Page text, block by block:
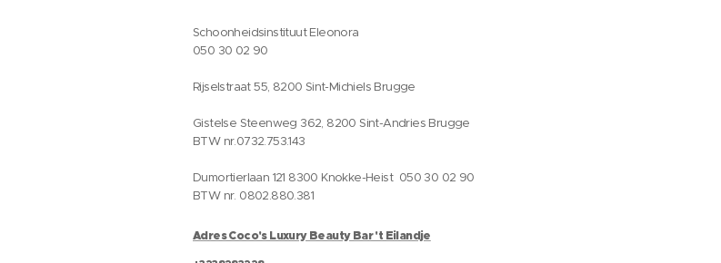
Schoonheidsinstituut Eleonora
050 30 02 90
Rijselstraat 55, 8200 Sint-Michiels Brugge
Gistelse Steenweg 362, 8200 Sint-Andries Brugge
BTW nr.0732.753.143
Dumortierlaan 121 8300 Knokke-Heist 050 30 02 90
BTW nr. 0802.880.381
Adres Coco's Luxury Beauty Bar 't Eilandje